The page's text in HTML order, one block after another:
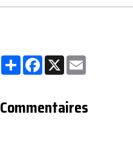
Partager
Facebook
X
Commentaires